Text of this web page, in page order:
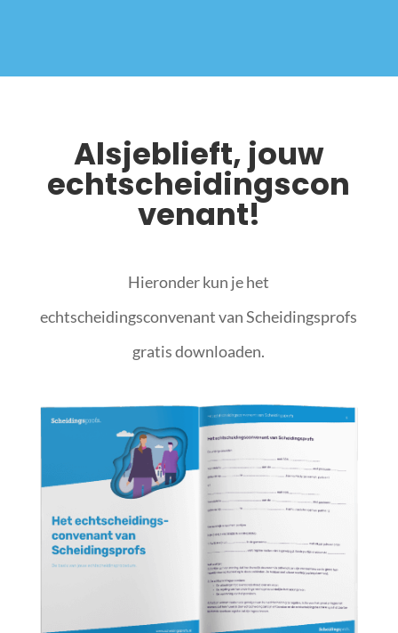
Alsjeblieft, jouw
echtscheidingscon
venant!
Hieronder kun je het
echtscheidingsconvenant van Scheidingsprofs
gratis downloaden.